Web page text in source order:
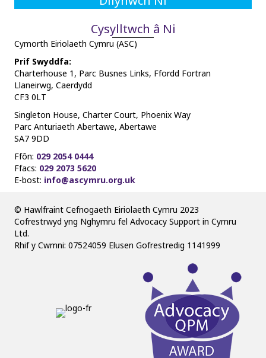
Cysylltwch â Ni
Cymorth Eiriolaeth Cymru (ASC)
Prif Swyddfa:
Charterhouse 1, Parc Busnes Links, Ffordd Fortran
Llaneirwg, Caerdydd
CF3 0LT
Singleton House, Charter Court, Phoenix Way
Parc Anturiaeth Abertawe, Abertawe
SA7 9DD
Ffôn: 029 2054 0444
Ffacs: 029 2073 5620
E-bost: info@ascymru.org.uk
© Hawlfraint Cefnogaeth Eiriolaeth Cymru 2023
Cofrestrwyd yng Nghymru fel Advocacy Support in Cymru
Ltd.
Rhif y Cwmni: 07524059 Elusen Gofrestredig 1141999